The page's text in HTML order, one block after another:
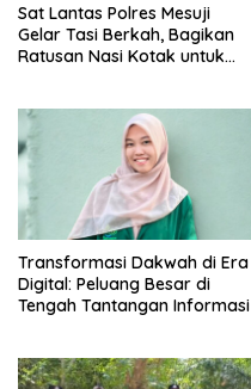
Sat Lantas Polres Mesuji
Gelar Tasi Berkah, Bagikan
Ratusan Nasi Kotak untuk
Transformasi Dakwah di Era
Digital: Peluang Besar di
Tengah Tantangan Informasi